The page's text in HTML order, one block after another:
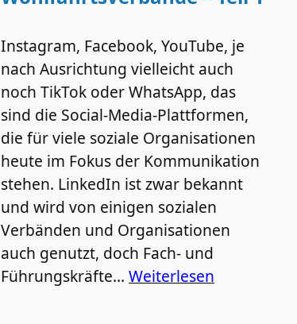
Instagram, Facebook, YouTube, je
nach Ausrichtung vielleicht auch
noch TikTok oder WhatsApp, das
sind die Social-Media-Plattformen,
die für viele soziale Organisationen
heute im Fokus der Kommunikation
stehen. LinkedIn ist zwar bekannt
und wird von einigen sozialen
Verbänden und Organisationen
auch genutzt, doch Fach- und
Führungskräfte… Weiterlesen